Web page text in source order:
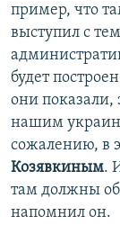
пример, что
выступил с
будет
они показали,
нашим
сожалению, в
Козявкиным.
там должны
напомнил он.